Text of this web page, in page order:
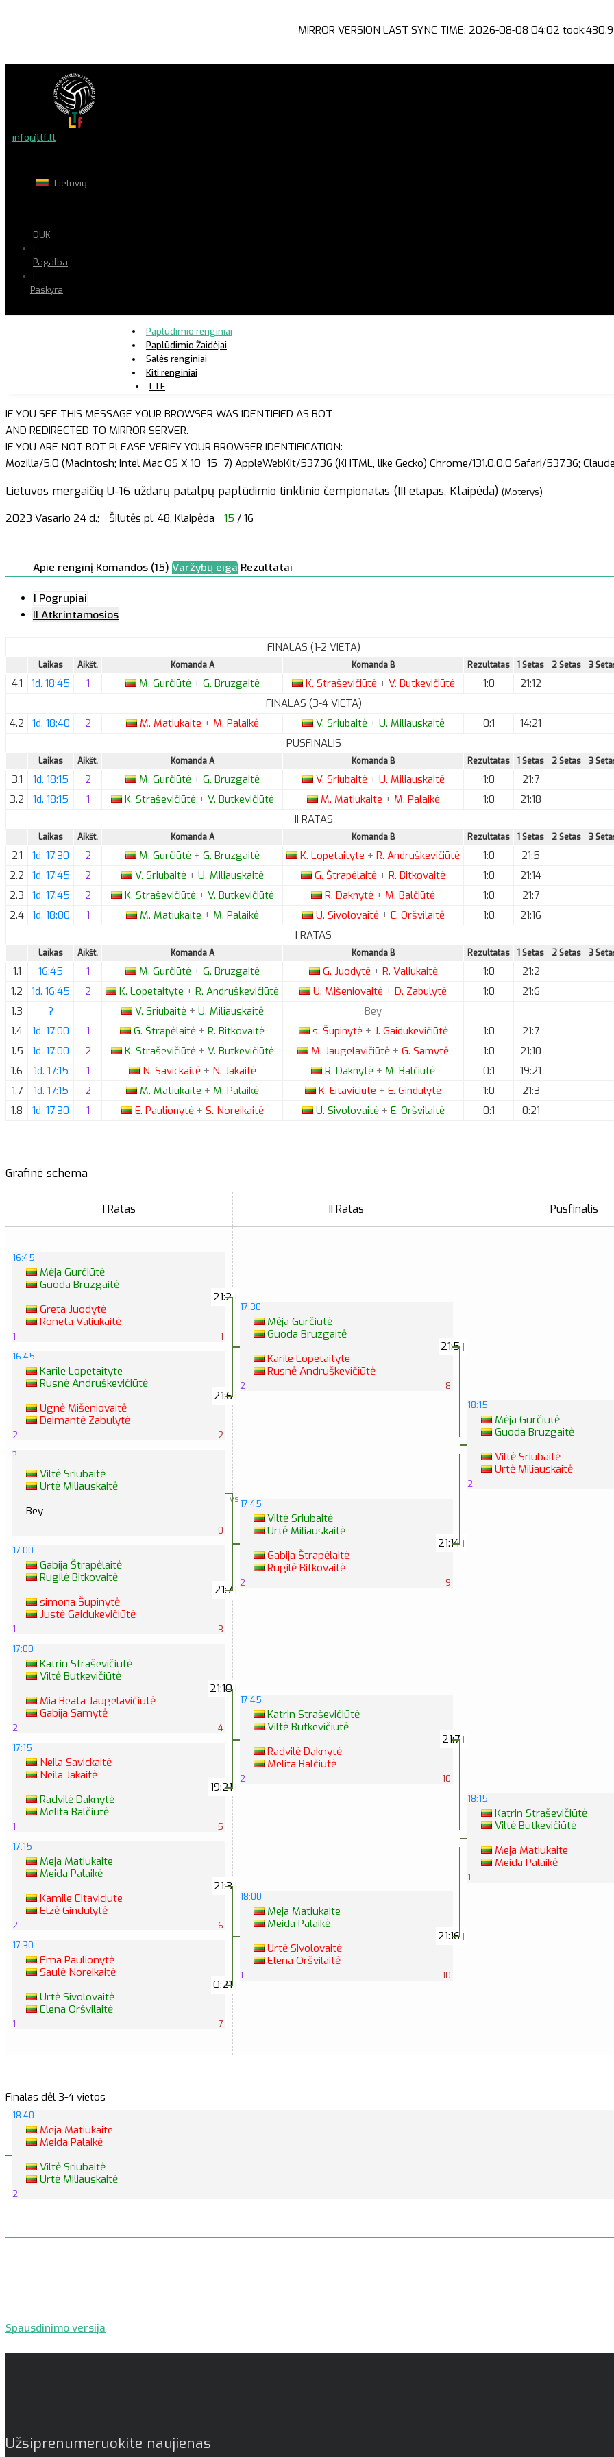
MIRROR VERSION LAST SYNC TIME: 2026-08-08 04:02
info@ltf.lt
Lietuvių
DUK
|
Pagalba
|
Paskyra
Paplūdimio renginiai
Paplūdimio Žaidėjai
Salės renginiai
Kiti renginiai
LTF
IF YOU SEE THIS MESSAGE YOUR BROWSER WAS IDENTIFIED AS BOT
AND REDIRECTED TO MIRROR SERVER.
IF YOU ARE NOT BOT PLEASE VERIFY YOUR BROWSER IDENTIFICATION:
Mozilla/5.0 (Macintosh; Intel Mac OS X 10_15_7) AppleWebKit/537.36 (KHTML, like Gecko) Chrome/131.0.0.0 Safari/537.36;
Lietuvos mergaičių U-16 uždarų patalpų paplūdimio tinklinio čempionatas (III etapas, Klaipėda) (Moterys)
2023 Vasario 24 d.; Šilutės pl. 48, Klaipėda 15 / 16
Apie renginį Komandos (15) Varžybų eiga Rezultatai
I Pogrupiai
II Atkrintamosios
FINALAS (1-2 VIETA)
Laikas Aikšt. Komanda A Komanda B Rezultatas 1 Setas 2 Setas 3
4.1 1d. 18:45 1 M. Gurčiūtė + G. Bruzgaitė K. Straševičiūtė + V. Butkevičiūtė 1:0
21:12
FINALAS (3-4 VIETA)
4.2
1d. 18:40 2 M. Matiukaite + M. Palaikė V. Sriubaitė + U. Miliauskaitė 0:1
14:21
PUSFINALIS
Laikas Aikšt. Komanda A Komanda B Rezultatas 1 Setas 2 Setas 3
3.1 1d. 18:15 2 M. Gurčiūtė + G. Bruzgaitė V. Sriubaitė + U. Miliauskaitė 1:0
21:7
3.2
1d. 18:15 1 K. Straševičiūtė + V. Butkevičiūtė M. Matiukaite + M. Palaikė 1:0
21:18
II RATAS
Laikas Aikšt. Komanda A Komanda B Rezultatas 1 Setas 2 Setas 3
2.1 1d. 17:30 2 M. Gurčiūtė + G. Bruzgaitė K. Lopetaityte + R. Andruškevičiūtė 1:0
21:5
2.2
1d. 17:45 2 V. Sriubaitė + U. Miliauskaitė G. Štrapėlaitė + R. Bitkovaitė 1:0
21:14
2.3
1d. 17:45 2 K. Straševičiūtė + V. Butkevičiūtė R. Daknytė + M. Balčiūtė 1:0
21:7
2.4 1d. 18:00 1 M. Matiukaite + M. Palaikė U. Sivolovaitė + E. Oršvilaitė 1:0
21:16
I RATAS
Laikas Aikšt. Komanda A Komanda B Rezultatas 1 Setas 2 Setas 3
1.1 16:45 1 M. Gurčiūtė + G. Bruzgaitė G. Juodytė + R. Valiukaitė 1:0
21:2
1.2
1d. 16:45 2 K. Lopetaityte + R. Andruškevičiūtė U. Mišeniovaitė + D. Zabulytė 1:0
21:6
1.3
? V. Sriubaitė + U. Miliauskaitė
Bey
1.4
1d. 17:00 1 G. Štrapėlaitė + R. Bitkovaitė s. Šupinytė + J. Gaidukevičiūtė 1:0
21:7
1.5
1d. 17:00 2 K. Straševičiūtė + V. Butkevičiūtė M. Jaugelavičiūtė + G. Samytė 1:0
21:10
1.6
1d. 17:15 1 N. Savickaitė + N. Jakaitė R. Daknytė + M. Balčiūtė 0:1
19:21
1.7
1d. 17:15 2 M. Matiukaite + M. Palaikė K. Eitaviciute + E. Gindulytė 1:0
21:3
1.8
1d. 17:30 1 E. Paulionytė + S. Noreikaitė U. Sivolovaitė + E. Oršvilaitė 0:1 0:21
Grafinė schema
I Ratas II Ratas Pusfinalis
16:45
Mėja Gurčiūtė
Guoda Bruzgaitė
21:2 |
Greta Juodytė
Roneta Valiukaitė
1
1
16:45
Karile Lopetaityte
Rusnė Andruškevičiūtė
21:6 |
Ugnė Mišeniovaitė
Deimantė Zabulytė
2
2
?
Viltė Sriubaitė
Urtė Miliauskaitė
vs
Bey
0
17:00
Gabija Štrapėlaitė
Rugilė Bitkovaitė
21:7 |
simona Šupinytė
Justė Gaidukevičiūtė
1
3
17:00
Katrin Straševičiūtė
Viltė Butkevičiūtė
21:10 |
Mia Beata Jaugelavičiūtė
Gabija Samytė
2
4
17:15
Neila Savickaitė
Neila Jakaitė
19:21 |
Radvilė Daknytė
Melita Balčiūtė
1
5
17:15
Meja Matiukaite
Meida Palaikė
21:3 |
Kamile Eitaviciute
Elzė Gindulytė
2
6
17:30
Ema Paulionytė
Saulė Noreikaitė
0:21 |
Urtė Sivolovaitė
Elena Oršvilaitė
1 7
17:30
Mėja Gurčiūtė
Guoda Bruzgaitė
21:5 |
Karile Lopetaityte
Rusnė Andruškevičiūtė
2 8
17:45
Viltė Sriubaitė
Urtė Miliauskaitė
21:14 |
Gabija Štrapėlaitė
Rugilė Bitkovaitė
2 9
17:45
Katrin Straševičiūtė
Viltė Butkevičiūtė
21:7 |
Radvilė Daknytė
Melita Balčiūtė
2 10
18:00
Meja Matiukaite
Meida Palaikė
21:16 |
Urtė Sivolovaitė
Elena Oršvilaitė
1 10
18:15
Mėja Gurčiūtė
Guoda Bruzgaitė
Viltė Sriubaitė
Urtė Miliauskaitė
2
18:15
Katrin Straševičiūtė
Viltė Butkevičiūtė
Meja Matiukaite
Meida Palaikė
1
Finalas dėl 3-4 vietos
18:40
Meja Matiukaite
Meida Palaikė
Viltė Sriubaitė
Urtė Miliauskaitė
2
Spausdinimo versija
Užsiprenumeruokite naujienas